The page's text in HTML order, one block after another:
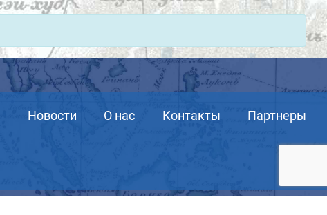
Новости О нас Контакты Партнеры